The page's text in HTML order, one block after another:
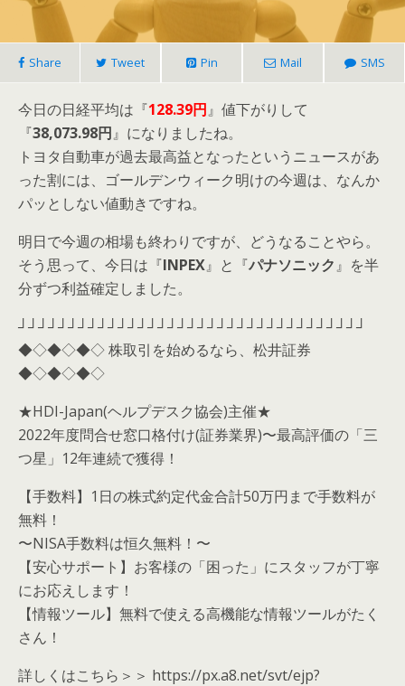
Share Tweet Pin Mail SMS
今日の日経平均は『128.39円』値下がりして
『38,073.98円』になりましたね。
トヨタ自動車が過去最高益となったというニュースがあ
った割には、ゴールデンウィーク明けの今週は、なんか
パッとしない値動きですね。
明日で今週の相場も終わりですが、どうなることやら。
そう思って、今日は『INPEX』と『パナソニック』を半
分ずつ利益確定しました。
┘┘┘┘┘┘┘┘┘┘┘┘┘┘┘┘┘┘┘┘┘┘┘┘┘┘┘┘┘┘┘┘┘┘┘
◆◇◆◇◆◇ 株取引を始めるなら、松井証券
◆◇◆◇◆◇
★HDI-Japan(ヘルプデスク協会)主催★
2022年度問合せ窓口格付け(証券業界)〜最高評価の「三
つ星」12年連続で獲得！
【手数料】1日の株式約定代金合計50万円まで手数料が
無料！
〜NISA手数料は恒久無料！〜
【安心サポート】お客様の「困った」にスタッフが丁寧
にお応えします！
【情報ツール】無料で使える高機能な情報ツールがたく
さん！
詳しくはこちら＞＞ https://px.a8.net/svt/ejp?